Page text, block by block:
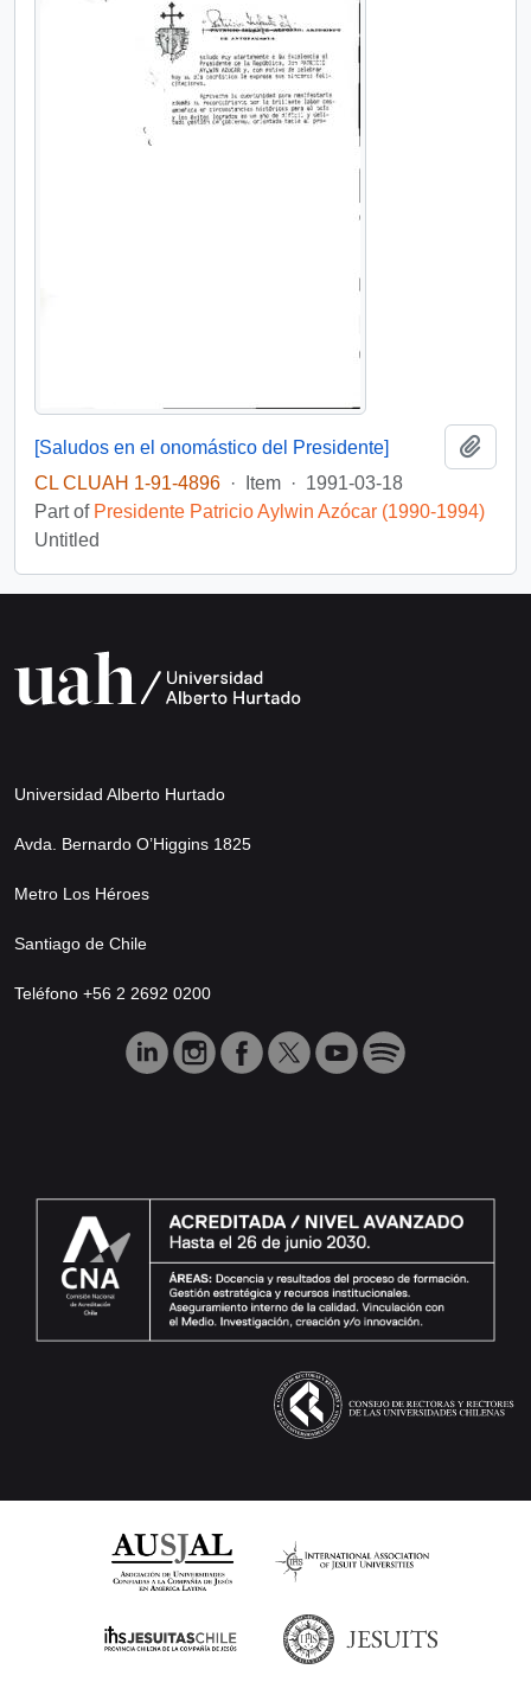
[Saludos en el onomástico del Presidente]
CL CLUAH 1-91-4896 · Item · 1991-03-18
Part of Presidente Patricio Aylwin Azócar (1990-1994)
Untitled
Universidad Alberto Hurtado
Avda. Bernardo O’Higgins 1825
Metro Los Héroes
Santiago de Chile
Teléfono +56 2 2692 0200